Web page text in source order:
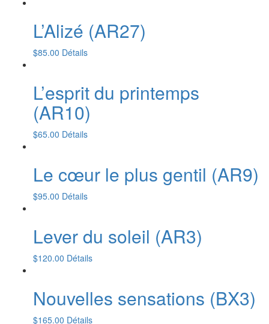
L’Alizé (AR27)
$85.00 Détails
L’esprit du printemps
(AR10)
$65.00 Détails
Le cœur le plus gentil (AR9)
$95.00 Détails
Lever du soleil (AR3)
$120.00 Détails
Nouvelles sensations (BX3)
$165.00 Détails